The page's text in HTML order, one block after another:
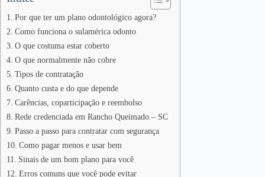
Por que ter um plano odontológico agora?
Como funciona o sulamérica odonto
O que costuma estar coberto
O que normalmente não cobre
Tipos de contratação
Quanto custa e do que depende
Carências, coparticipação e reembolso
Rede credenciada em Rancho Queimado – SC
Passo a passo para contratar com segurança
Como pagar menos e usar bem
Sinais de um bom plano para você
Erros comuns que você pode evitar